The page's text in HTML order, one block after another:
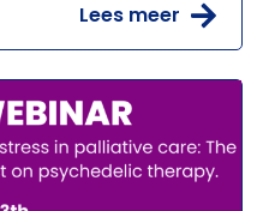
Lees meer